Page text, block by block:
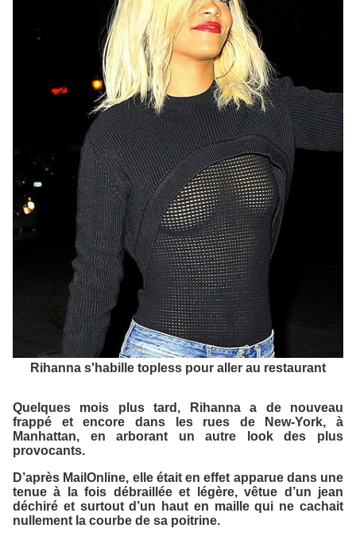
Rihanna s'habille topless pour aller au restaurant
Quelques mois plus tard, Rihanna a de nouveau
frappé et encore dans les rues de New-York, à
Manhattan, en arborant un autre look des plus
provocants.
D’après MailOnline, elle était en effet apparue dans une
tenue à la fois débraillée et légère, vêtue d’un jean
déchiré et surtout d’un haut en maille qui ne cachait
nullement la courbe de sa poitrine.